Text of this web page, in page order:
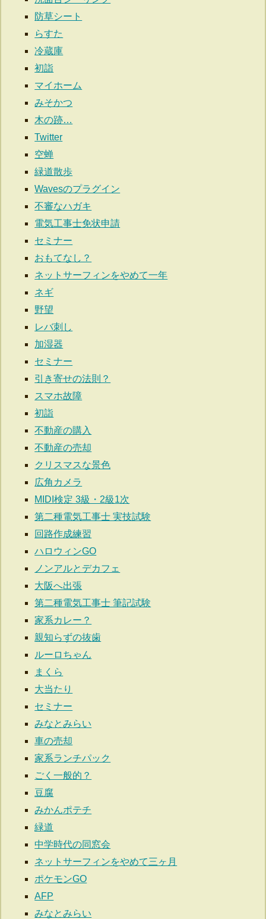
防草シート
らすた
冷蔵庫
初詣
マイホーム
みそかつ
木の跡…
Twitter
空蝉
緑道散歩
Wavesのプラグイン
不審なハガキ
電気工事士免状申請
セミナー
おもてなし？
ネットサーフィンをやめて一年
ネギ
野望
レバ刺し
加湿器
セミナー
引き寄せの法則？
スマホ故障
初詣
不動産の購入
不動産の売却
クリスマスな景色
広角カメラ
MIDI検定 3級・2級1次
第二種電気工事士 実技試験
回路作成練習
ハロウィンGO
ノンアルとデカフェ
大阪へ出張
第二種電気工事士 筆記試験
家系カレー？
親知らずの抜歯
ルーロちゃん
まくら
大当たり
セミナー
みなとみらい
車の売却
家系ランチパック
ごく一般的？
豆腐
みかんポテチ
緑道
中学時代の同窓会
ネットサーフィンをやめて三ヶ月
ポケモンGO
AFP
みなとみらい